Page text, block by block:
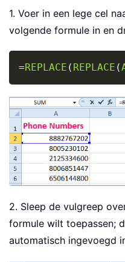
1. Voer in een lege cel
volgende formule in en
=REPLACE ( REPLACE (
2. Sleep de vulgreep
formule wilt toepassen;
automatisch ingevoegd